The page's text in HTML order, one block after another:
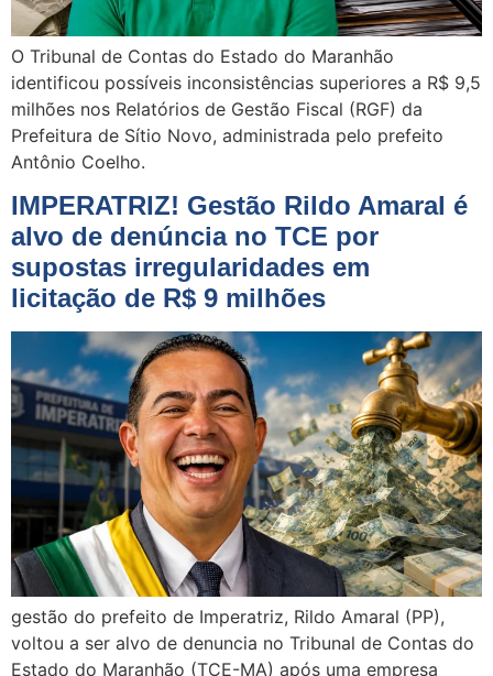
O Tribunal de Contas do Estado do Maranhão
identificou possíveis inconsistências superiores a R$ 9,5
milhões nos Relatórios de Gestão Fiscal (RGF) da
Prefeitura de Sítio Novo, administrada pelo prefeito
Antônio Coelho.
IMPERATRIZ! Gestão Rildo Amaral é
alvo de denúncia no TCE por
supostas irregularidades em
licitação de R$ 9 milhões
gestão do prefeito de Imperatriz, Rildo Amaral (PP),
voltou a ser alvo de denuncia no Tribunal de Contas do
Estado do Maranhão (TCE-MA) após uma empresa